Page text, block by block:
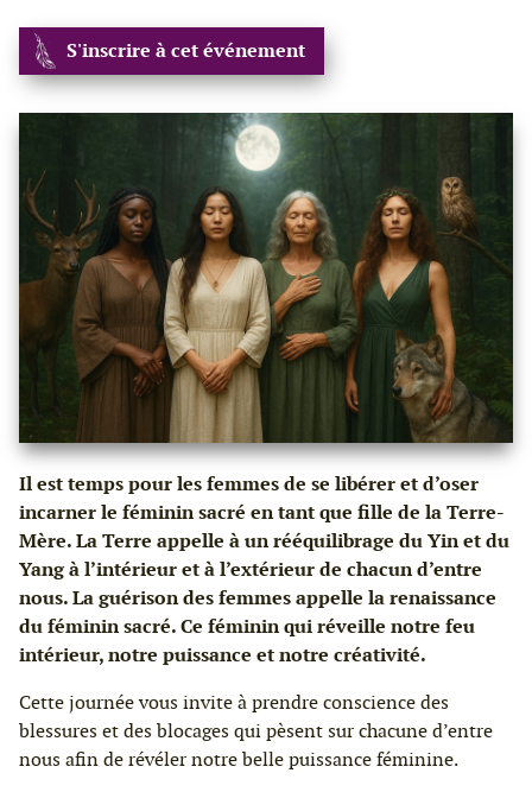
S'inscrire à cet événement
Il est temps pour les femmes de se libérer et d’oser
incarner le féminin sacré en tant que fille de la Terre-
Mère. La Terre appelle à un rééquilibrage du Yin et du
Yang à l’intérieur et à l’extérieur de chacun d’entre
nous. La guérison des femmes appelle la renaissance
du féminin sacré. Ce féminin qui réveille notre feu
intérieur, notre puissance et notre créativité.
Cette journée vous invite à prendre conscience des
blessures et des blocages qui pèsent sur chacune d’entre
nous afin de révéler notre belle puissance féminine.